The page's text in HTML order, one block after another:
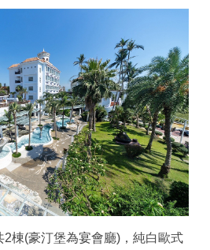
棟(豪汀堡為宴會廳)，純白歐式